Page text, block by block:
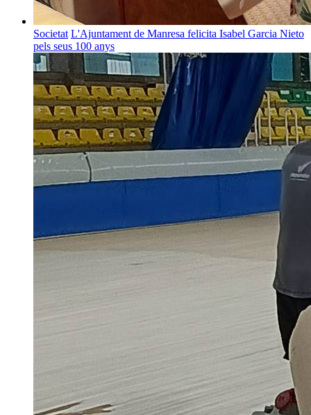
Societat L'Ajuntament de Manresa felicita Isabel Garcia Nieto
pels seus 100 anys